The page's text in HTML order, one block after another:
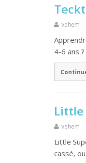
vehem
4-6 ans
Little
vehem
Little
cassé,